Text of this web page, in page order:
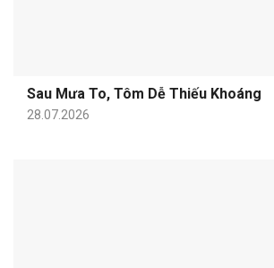
Sau Mưa To, Tôm Dễ Thiếu Khoáng
28.07.2026